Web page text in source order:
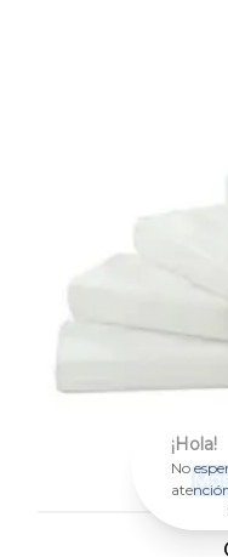
¡Hola!
No